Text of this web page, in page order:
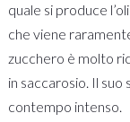
quale si produce
che viene
zucchero è molto
in saccarosio. Il
contempo intenso.